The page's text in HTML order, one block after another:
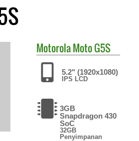
MotorolaMoto G5S
5.2" (1920x1080)
IPS LCD
3GB
Snapdragon 430
SoC
32GB
Penyimpanan